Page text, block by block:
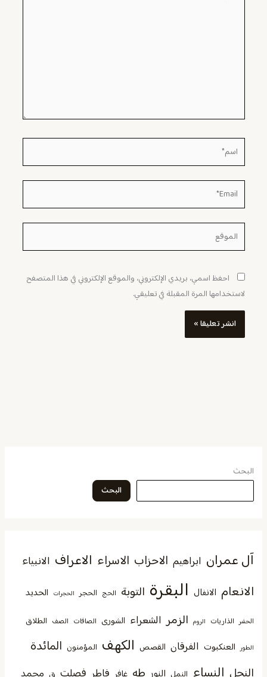
اسم*
Email*
الموقع
احفظ اسمي، بريدي الإلكتروني، والموقع الإلكتروني في هذا المتصفح
لاستخدامها المرة المقبلة في تعليقي.
البحث
البحث
آل عمران ابراهيم الاحزاب الاسراء الاعراف الانبياء
الانعام الانفال البقرة التوبة الحج الحجر الحجرات الحديد
الحشر الذاريات الروم الزمر الشعراء الشورى الصافات الصف الطلاق
الطور العنكبوت الفرقان القصص الكهف المؤمنون المائدة